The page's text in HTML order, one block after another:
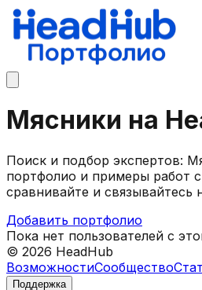
Мясники на
Поиск и подбор экспертов:
портфолио и примеры работ
сравнивайте и связывайтесь
Добавить портфолио
Пока нет пользователей с
© 2026 HeadHub
ВозможностиСообщество
Поддержка